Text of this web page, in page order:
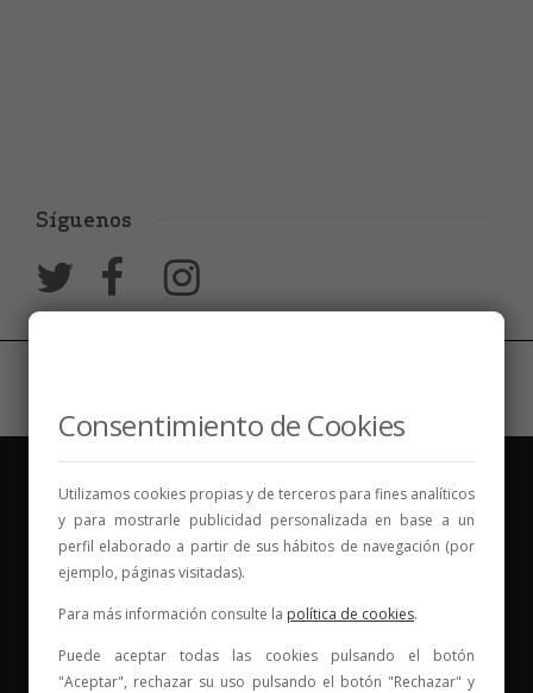
Síguenos
Elige tu vino, con quién compartirlo y comienza una
nueva historia.
Consentimiento de Cookies
Utilizamos cookies propias y de terceros para fines analíticos
y para mostrarle publicidad personalizada en base a un
perfil elaborado a partir de sus hábitos de navegación (por
ejemplo, páginas visitadas).
Para más información consulte la política de cookies.
Puede aceptar todas las cookies pulsando el botón
"Aceptar", rechazar su uso pulsando el botón "Rechazar" y